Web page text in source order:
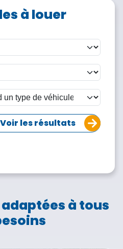
à louer
Voir les résultats
à tous